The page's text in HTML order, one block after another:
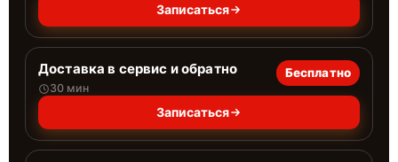
Записаться
Доставка в сервис и обратно
30 мин
Бесплатно
Записаться